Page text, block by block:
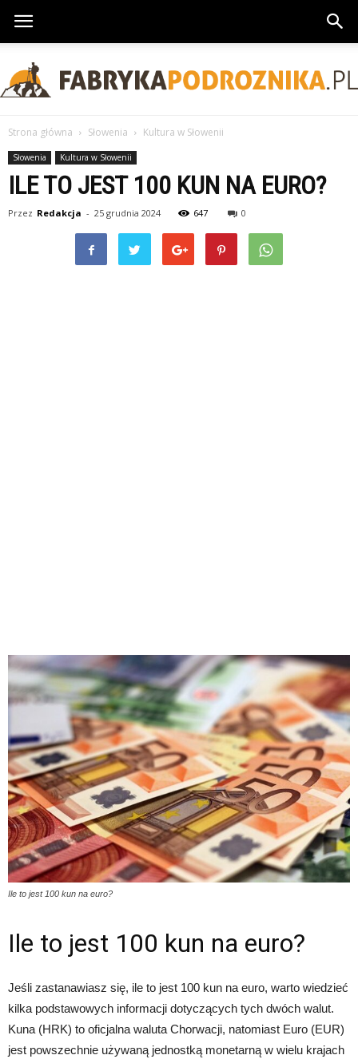
FabrykaPodroznika.pl
Strona główna Słowenia Kultura w Słowenii
Słowenia Kultura w Słowenii
ILE TO JEST 100 KUN NA EURO?
Przez Redakcja - 25 grudnia 2024 647 0
Ile to jest 100 kun na euro?
Ile to jest 100 kun na euro?
Jeśli zastanawiasz się, ile to jest 100 kun na euro, warto wiedzieć
kilka podstawowych informacji dotyczących tych dwóch walut.
Kuna (HRK) to oficjalna waluta Chorwacji, natomiast Euro (EUR)
jest powszechnie używaną jednostką monetarną w wielu krajach